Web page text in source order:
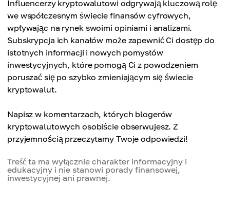
Influencerzy kryptowalutowi odgrywają kluczową rolę
we współczesnym świecie finansów cyfrowych,
wpływając na rynek swoimi opiniami i analizami.
Subskrypcja ich kanałów może zapewnić Ci dostęp do
istotnych informacji i nowych pomysłów
inwestycyjnych, które pomogą Ci z powodzeniem
poruszać się po szybko zmieniającym się świecie
kryptowalut.
Napisz w komentarzach, których blogerów
kryptowalutowych osobiście obserwujesz. Z
przyjemnością przeczytamy Twoje odpowiedzi!
Treść ta ma wyłącznie charakter informacyjny i
edukacyjny i nie stanowi porady finansowej,
inwestycyjnej ani prawnej.